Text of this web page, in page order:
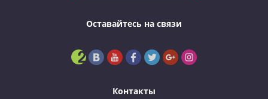
Оставайтесь на связи
Контакты